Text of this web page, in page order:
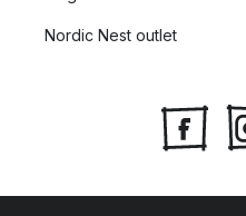
Nordic Nest outlet